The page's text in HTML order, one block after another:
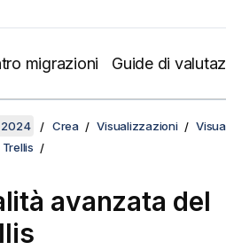
migrazioni Guide di
2024 Crea Visualizzazioni
avanzata del